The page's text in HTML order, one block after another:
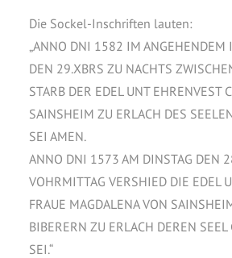
Die Sockel-Inschriften lauten:
„ANNO DNI 1582 IM ANGEHENDEM
DEN 29.XBRS ZU NACHTS
STARB DER EDEL UNT EHRENVEST
SAINSHEIM ZU ERLACH DES
SEI AMEN.
ANNO DNI 1573 AM DINSTAG DEN
VOHRMITTAG VERSHIED DIE EDEL
FRAUE MAGDALENA VON
BIBERERN ZU ERLACH DEREN SEEL
SEI.“